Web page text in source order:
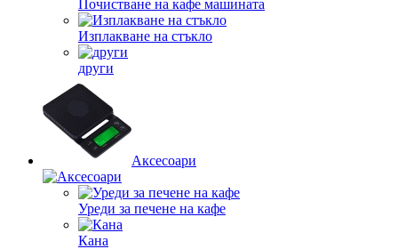
Почистване на кафе машината
Изплакване на стъкло
други
Аксесоари
Уреди за печене на кафе
Кана